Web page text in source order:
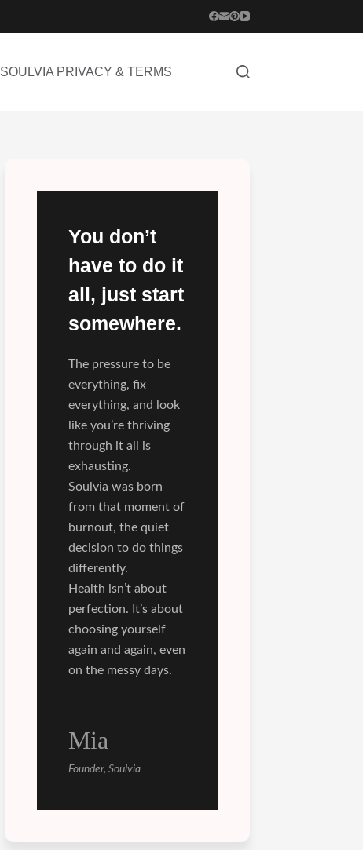
SOULVIA PRIVACY & TERMS
You don’t
have to do it
all, just start
somewhere.
The pressure to be
everything, fix
everything, and look
like you’re thriving
through it all is
exhausting.
Soulvia was born
from that moment of
burnout, the quiet
decision to do things
differently.
Health isn’t about
perfection. It’s about
choosing yourself
again and again, even
on the messy days.
Mia
Founder, Soulvia